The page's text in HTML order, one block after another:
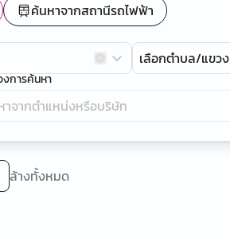
ค้นหาจากสถานีรถไฟฟ้า
เลือกตำบล/แขวง
การค้นหา
ล้างทั้งหมด